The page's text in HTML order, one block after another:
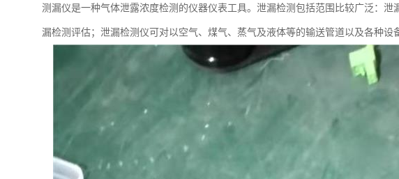
测漏仪是一种气体泄露浓度检测的仪器仪表工具。泄漏检测包括范围比较广泛：
漏检测评估；泄漏检测仪可对以空气、煤气、蒸气及液体等的输送管道以及各种设